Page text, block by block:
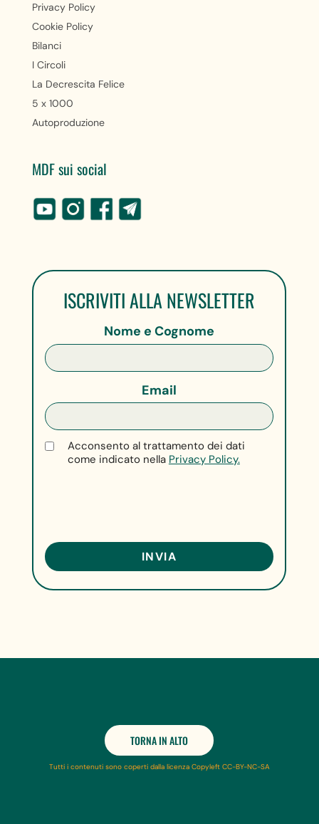
Privacy Policy
Cookie Policy
Bilanci
I Circoli
La Decrescita Felice
5 x 1000
Autoproduzione
MDF sui social
ISCRIVITI ALLA NEWSLETTER
Nome e Cognome
Email
Acconsento al trattamento dei dati
come indicato nella Privacy Policy.
TORNA IN ALTO
Tutti i contenuti sono coperti dalla licenza Copyleft CC-BY-NC-SA